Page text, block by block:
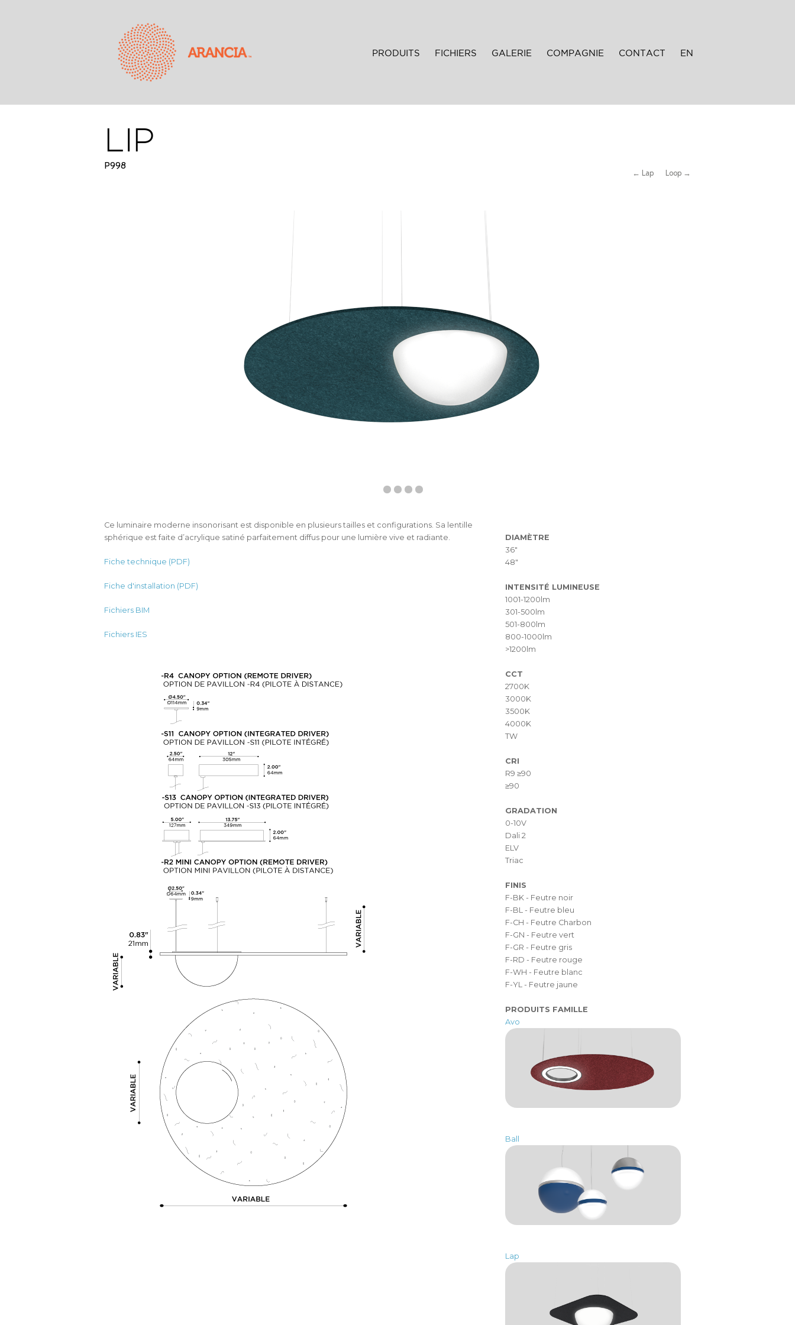
PRODUITS FICHIERS GALERIE COMPAGNIE CONTACT EN
LIP
P998
← Lap Loop →
Ce luminaire moderne insonorisant est disponible en plusieurs tailles et configurations. Sa lentille
sphérique est faite d’acrylique satiné parfaitement diffus pour une lumière vive et radiante.
Fiche technique (PDF)
Fiche d'installation (PDF)
Fichiers BIM
Fichiers IES
DIAMÈTRE
36"
48"
INTENSITÉ LUMINEUSE
1001-1200lm
301-500lm
501-800lm
800-1000lm
>1200lm
CCT
2700K
3000K
3500K
4000K
TW
CRI
R9 ≥90
≥90
GRADATION
0-10V
Dali 2
ELV
Triac
FINIS
F-BK - Feutre noir
F-BL - Feutre bleu
F-CH - Feutre Charbon
F-GN - Feutre vert
F-GR - Feutre gris
F-RD - Feutre rouge
F-WH - Feutre blanc
F-YL - Feutre jaune
PRODUITS FAMILLE
Avo
Ball
Lap